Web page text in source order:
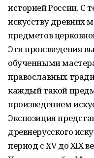
историей России. С
искусству древних
предметов
Эти произведения
обученными
православных
каждый такой
произведением
Экспозиция
древнерусского
период с XV до XIX